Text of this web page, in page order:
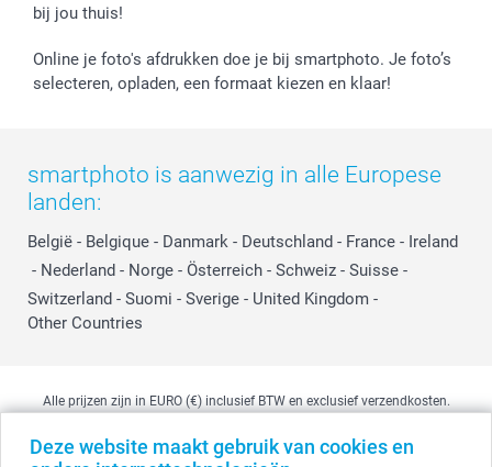
Deze website maakt gebruik van cookies en
bij jou thuis!
Online je foto's afdrukken doe je bij smartphoto. Je foto’s
selecteren, opladen, een formaat kiezen en klaar!
smartphoto is aanwezig in alle Europese
landen:
België - Belgique - Danmark - Deutschland - France - Ireland
- Nederland - Norge - Österreich - Schweiz - Suisse -
Switzerland - Suomi - Sverige - United Kingdom -
Other Countries
Alle prijzen zijn in EURO (€) inclusief BTW en exclusief verzendkosten.